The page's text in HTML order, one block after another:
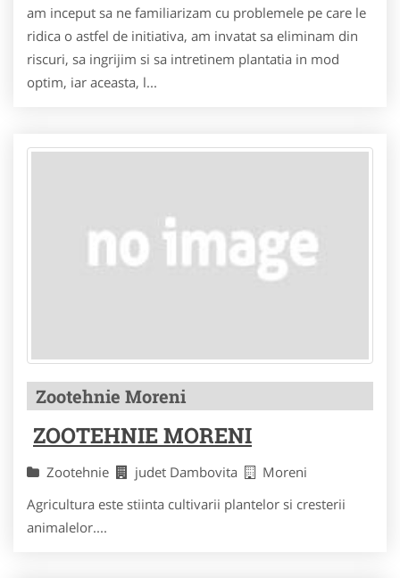
am inceput sa ne familiarizam cu problemele pe care le
ridica o astfel de initiativa, am invatat sa eliminam din
riscuri, sa ingrijim si sa intretinem plantatia in mod
optim, iar aceasta, l...
Zootehnie Moreni
ZOOTEHNIE MORENI
Zootehnie judet Dambovita
Moreni
Agricultura este stiinta cultivarii plantelor si cresterii
animalelor....